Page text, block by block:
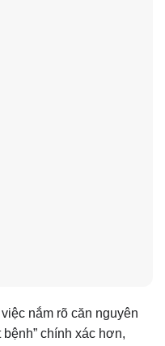
nắm rõ căn nguyên
chính xác hơn,